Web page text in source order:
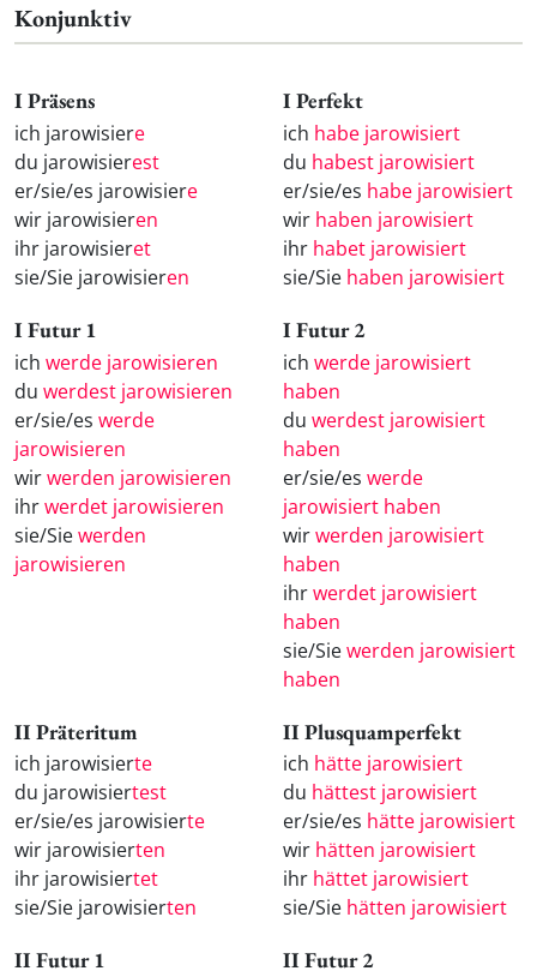
Konjunktiv
I Präsens
ich jarowisiere
du jarowisierest
er/sie/es jarowisiere
wir jarowisieren
ihr jarowisieret
sie/Sie jarowisieren
I Perfekt
ich habe jarowisiert
du habest jarowisiert
er/sie/es habe jarowisiert
wir haben jarowisiert
ihr habet jarowisiert
sie/Sie haben jarowisiert
I Futur 1
ich werde jarowisieren
du werdest jarowisieren
er/sie/es werde
jarowisieren
wirwerden jarowisieren
ihrwerdet jarowisieren
sie/Siewerden
jarowisieren
I Futur 2
ich werde jarowisiert
haben
du werdest jarowisiert
haben
er/sie/es werde
jarowisiert haben
wirwerden jarowisiert
haben
ihrwerdet jarowisiert
haben
sie/Siewerden jarowisiert
haben
II Präteritum
ich jarowisierte
du jarowisiertest
er/sie/es jarowisierte
wir jarowisierten
ihr jarowisiertet
sie/Sie jarowisierten
II Plusquamperfekt
ich hätte jarowisiert
du hättest jarowisiert
er/sie/es hätte jarowisiert
wir hätten jarowisiert
ihr hättet jarowisiert
sie/Sie hätten jarowisiert
II Futur 1 II Futur 2